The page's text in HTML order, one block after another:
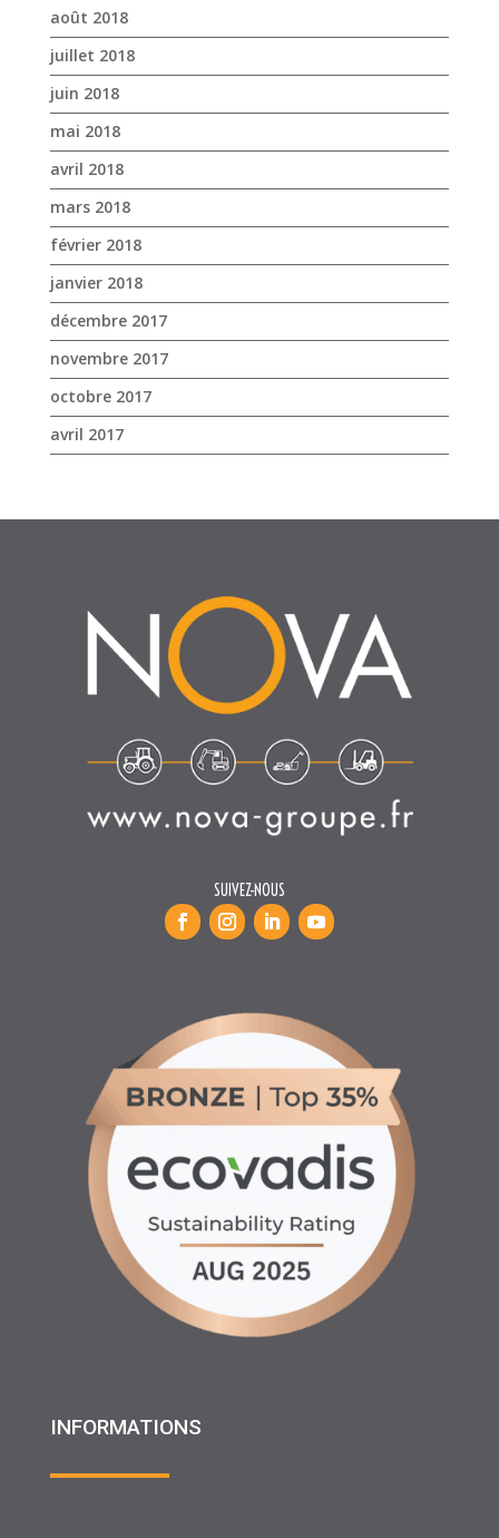
août 2018
juillet 2018
juin 2018
mai 2018
avril 2018
mars 2018
février 2018
janvier 2018
décembre 2017
novembre 2017
octobre 2017
avril 2017
SUIVEZ-NOUS
INFORMATIONS